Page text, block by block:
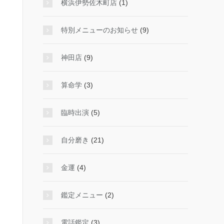
横浜伊勢佐木町店 (1)
特別メニューのお知らせ (9)
神田店 (9)
算命学 (3)
臨時出演 (5)
自分磨き (21)
金運 (4)
鑑定メニュー (2)